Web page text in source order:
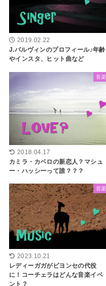
2019.02.22
J.バルヴィンのプロフィール♪年齢
やインスタ、ヒット曲など
音楽
2018.04.17
カミラ・カベロの新恋人？マシュ
ー・ハッシーって誰？？？
音楽
2023.10.21
レディーガガがビヨンセの代役
に！コーチェラはどんな音楽イベ
ント？